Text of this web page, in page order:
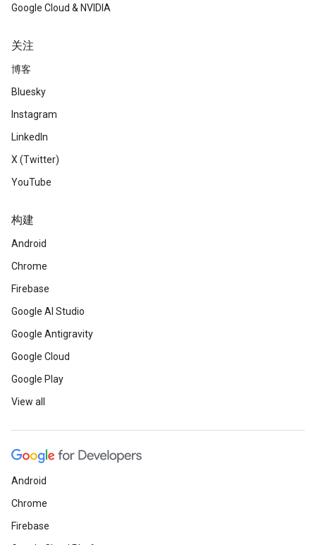
Google Cloud & NVIDIA
关注
博客
Bluesky
Instagram
LinkedIn
X (Twitter)
YouTube
构建
Android
Chrome
Firebase
Google AI Studio
Google Antigravity
Google Cloud
Google Play
View all
Android
Chrome
Firebase